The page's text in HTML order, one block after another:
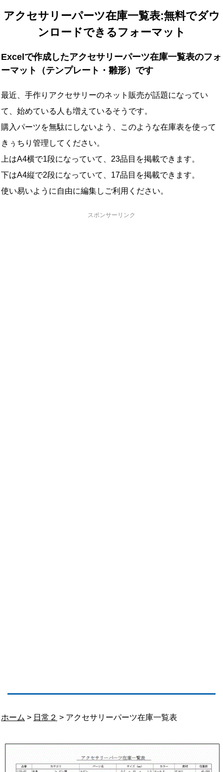
アクセサリーパーツ在庫一覧表:無料でダウ
ンロードできるフォーマット
Excelで作成したアクセサリーパーツ在庫一覧表のフォ
ーマット（テンプレート・雛形）です
最近、手作りアクセサリーのネット販売が話題になってい
て、始めている人も増えているそうです。
購入パーツを無駄にしないよう、このような在庫表を使って
きぅちり管理してください。
上はA4横で1段になっていて、23品目を掲載できます。
下はA4縦で2段になっていて、17品目を掲載できます。
使い易いように自由に編集しご利用ください。
スポンサーリンク
ホーム > 日常２ > アクセサリーパーツ在庫一覧表